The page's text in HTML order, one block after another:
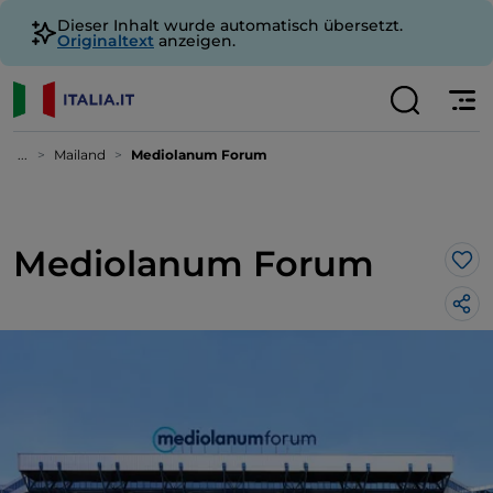
Dieser Inhalt wurde automatisch übersetzt.
Originaltext anzeigen.
... Mailand Mediolanum Forum
Mediolanum Forum